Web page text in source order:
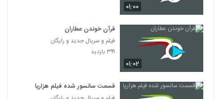
۰۱:۰۰
۰۱:۰۲
قرآن خوندن عطاران
فیلم و سریال جدید و رایگان
۳۹۹ بازدید
قسمت سانسور شده فیلم هزارپا